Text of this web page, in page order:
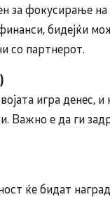
за фокусирање
бидејќи
со партнерот.
игра денес,
Важно е да ги
ќе бидат